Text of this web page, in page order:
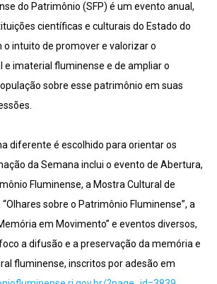
do Patrimônio (SFP) é um evento anual,
científicas e culturais do Estado do
o intuito de promover e valorizar o
imaterial fluminense e de ampliar o
sobre esse patrimônio em suas
diferente é escolhido para orientar os
da Semana inclui o evento de Abertura,
Fluminense, a Mostra Cultural de
sobre o Patrimônio Fluminense”, a
em Movimento” e eventos diversos,
a difusão e a preservação da memória e
fluminense, inscritos por adesão em